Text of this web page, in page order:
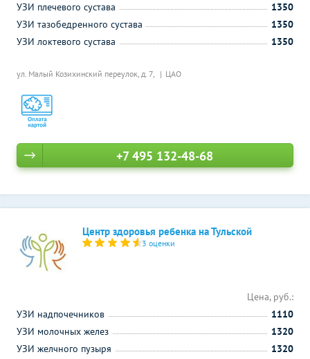
ул. Малый Козихинский переулок, д. 7, ЦАО
УЗИ плечевого сустава
1350
УЗИ тазобедренного сустава
1350
УЗИ локтевого сустава
1350
+7 495 132-48-68
Центр здоровья ребенка на Тульской
3 оценки
Цена, руб.:
УЗИ надпочечников
1110
УЗИ молочных желез
1320
УЗИ желчного пузыря
1320